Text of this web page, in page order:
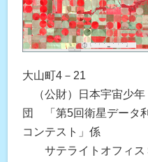
大山町4－21
（公財）日本宇宙少年
団 「第5回衛星データ
コンテスト」係
サテライトオフィス